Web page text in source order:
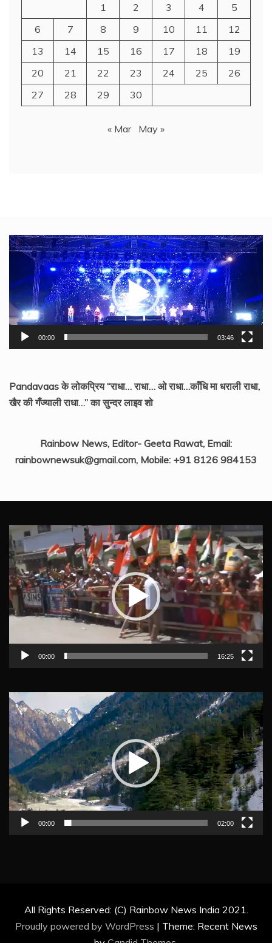
1
2 3 4
5
6
7 8 9 10 11
12
13
14 15 16 17 18
19
20
21 22 23 24 25
26
27
28 29 30
« Mar May »
Video
Player
00:00 03:46
Pandavaas के लोकप्रिय “राधा… राधा… ओ राधा…काँधि मा धराली राधा,
खैर की गँज्याली राधा…” का सुन्दर लाइव शो
Rainbow News, Editor- Geeta Rawat, Email:
rainbownewsuk@gmail.com, Mobile: +91 8126 984153
Video
Player
00:00 16:25
Video
Player
00:00 02:00
All Rights Reserved: (C) Rainbow News India 2021.
Proudly powered by WordPress | Theme: Recent News